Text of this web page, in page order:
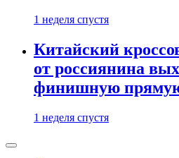
1 неделя спустя
Китайский
от россиянина
финишную
1 неделя спустя